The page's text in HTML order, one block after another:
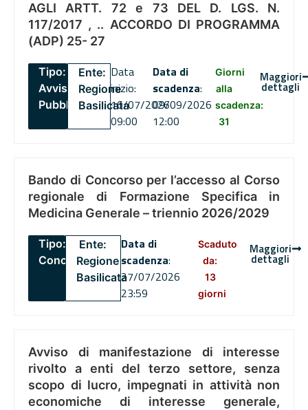
AGLI ARTT. 72 e 73 DEL D. LGS. N.
117/2017 , .. ACCORDO DI PROGRAMMA
(ADP) 25- 27
Tipo:
Avviso
Pubblico
Ente:
Regione
Basilicata
Data
inizio:
16/07/2026
09:00
Data di
scadenza:
09/09/2026
12:00
Giorni
alla
scadenza:
31
Maggiori
dettagli
Bando di Concorso per l’accesso al Corso
regionale di Formazione Specifica in
Medicina Generale – triennio 2026/2029
Tipo:
Concorsi
Ente:
Regione
Basilicata
Data di
scadenza:
27/07/2026
23:59
Scaduto
da:
13
giorni
Maggiori
dettagli
Avviso di manifestazione di interesse
rivolto a enti del terzo settore, senza
scopo di lucro, impegnati in attività non
economiche di interesse generale,